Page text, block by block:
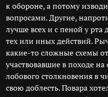
к обороне, а потому
вопросами. Другие,
лучше всех и с пеной у
тех или иных действий.
какие-то сложные схемы
участвовавшие в походе
лобового столкновения в
свою доблесть. Повара